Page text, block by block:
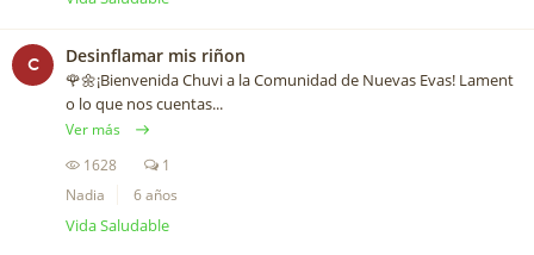
C Desinflamar mis riñon
🌹🌼¡Bienvenida Chuvi a la Comunidad de Nuevas Evas! Lament
o lo que nos cuentas...
Ver más
1628
1
Nadia
6 años
Vida Saludable